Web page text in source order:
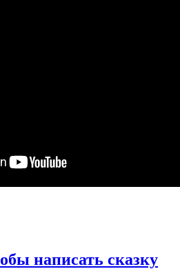
написать сказку